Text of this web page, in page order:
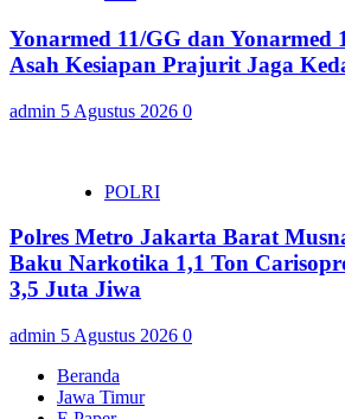
Yonarmed 11/GG dan Yonarmed
Asah Kesiapan Prajurit Jaga
admin 5 Agustus 2026 0
POLRI
Polres Metro Jakarta Barat
Baku Narkotika 1,1 Ton
3,5 Juta Jiwa
admin 5 Agustus 2026 0
Beranda
Jawa Timur